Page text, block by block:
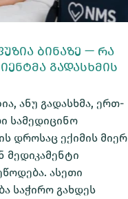
ᲑᲘᲜᲐᲖᲔ — ᲠᲐ
ᲒᲐᲓᲐᲡᲮᲛᲘᲡ
ანუ გადასხმა, ერთ-
სამედიცინო
დროსაც ექიმის მიერ
მედიკამენტი
ასეთი
საჭირო გახდეს